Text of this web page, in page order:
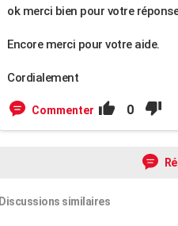
ok merci bien pour votre
Encore merci pour votre aide.
Cordialement
Commenter 0
Discussions similaires